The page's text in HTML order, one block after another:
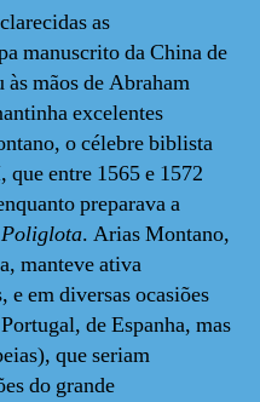
as
manuscrito da China de
mãos de Abraham
excelentes
o célebre biblista
entre 1565 e 1572
preparava a
. Arias Montano,
manteve ativa
em diversas ocasiões
de Espanha, mas
que seriam
do grande